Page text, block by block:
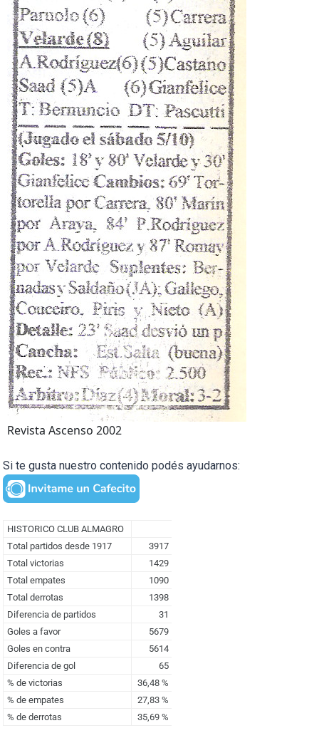
Revista Ascenso 2002
Si te gusta nuestro contenido podés ayudarnos: